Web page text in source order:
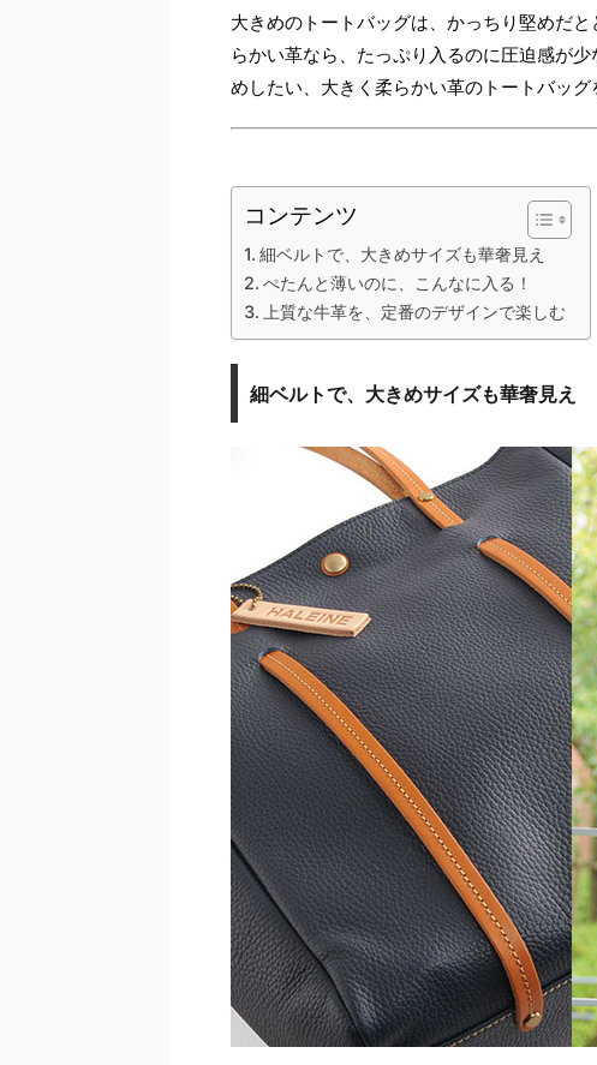
大きめのトートバッグは、かっちり堅めだ
らかい革なら、たっぷり入るのに圧迫感が
めしたい、大きく柔らかい革のトートバッグ
コンテンツ
細ベルトで、大きめサイズも華奢見え
ぺたんと薄いのに、こんなに入る！
上質な牛革を、定番のデザインで楽しむ
細ベルトで、大きめサイズも華奢見え